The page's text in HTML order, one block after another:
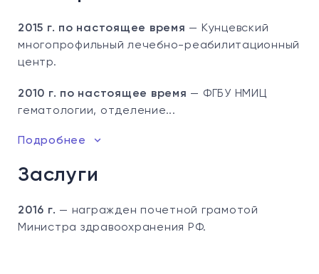
2015 г. по настоящее время — Кунцевский
многопрофильный лечебно-реабилитационный
центр.
2010 г. по настоящее время — ФГБУ НМИЦ
гематологии, отделение...
Подробнее
Заслуги
2016 г. — награжден почетной грамотой
Министра здравоохранения РФ.